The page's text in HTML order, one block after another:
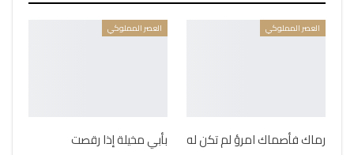
العصر المملوكي
رماك فأصماك امرؤ لم تكن له
العصر المملوكي
بأبي مخيلة إذا رقصت